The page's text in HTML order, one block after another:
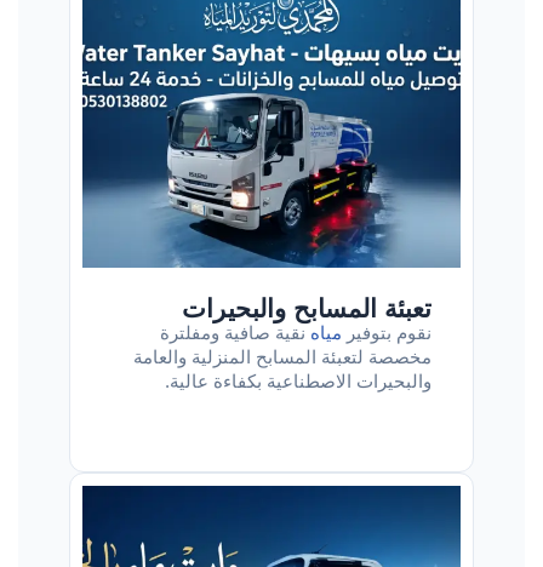
تعبئة المسابح والبحيرات
نقوم بتوفير مياه نقية صافية ومفلترة
مخصصة لتعبئة المسابح المنزلية والعامة
والبحيرات الاصطناعية بكفاءة عالية.